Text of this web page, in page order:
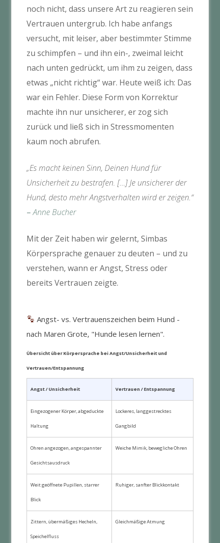
noch nicht, dass unsere Art zu reagieren sein
Vertrauen untergrub. Ich habe anfangs
versucht, mit leiser, aber bestimmter Stimme
zu schimpfen – und ihn ein-, zweimal leicht
nach unten gedrückt, um ihm zu zeigen, dass
etwas „nicht richtig“ war. Heute weiß ich: Das
war ein Fehler. Diese Form von Korrektur
machte ihn nur unsicherer, er zog sich
zurück und ließ sich in Stressmomenten
kaum noch abrufen.
„Es macht keinen Sinn, Deinen Hund für
Unsicherheit zu bestrafen. […] Je unsicherer der
Hund, desto mehr Angstverhalten wird er zeigen.“
–Anne Bucher
Mit der Zeit haben wir gelernt, Simbas
Körpersprache genauer zu deuten – und zu
verstehen, wann er Angst, Stress oder
bereits Vertrauen zeigte.
Angst- vs. Vertrauenszeichen beim Hund -
nach Maren Grote, "Hunde lesen lernen".
Übersicht über Körpersprache bei Angst/Unsicherheit und
Vertrauen/Entspannung
Angst / Unsicherheit Vertrauen / Entspannung
Eingezogener Körper, abgeduckte
Haltung
Lockeres, langgestrecktes
Gangbild
Ohren angezogen, angespannter
Gesichtsausdruck
Weiche Mimik, bewegliche Ohren
Weit geöffnete Pupillen, starrer
Blick
Ruhiger, sanfter Blickkontakt
Zittern, übermäßiges Hecheln,
Speichelfluss
Gleichmäßige Atmung